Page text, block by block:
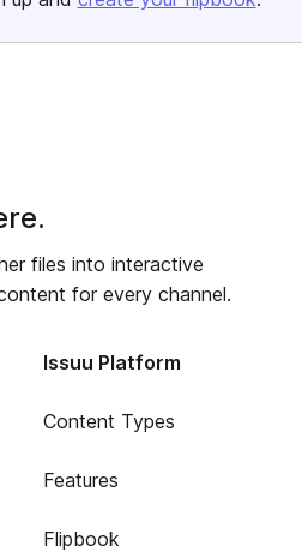
files into interactive
for every channel.
Issuu Platform
Content Types
Features
Flipbook